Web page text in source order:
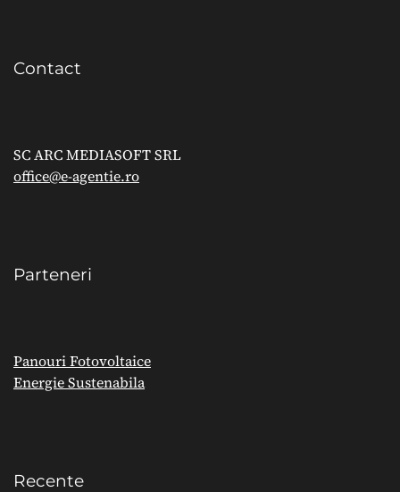
Contact
SC ARC MEDIASOFT SRL
office@e-agentie.ro
Parteneri
Panouri Fotovoltaice
Energie Sustenabila
Recente